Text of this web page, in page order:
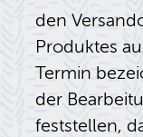
den
Produktes
Termin
der
feststellen,